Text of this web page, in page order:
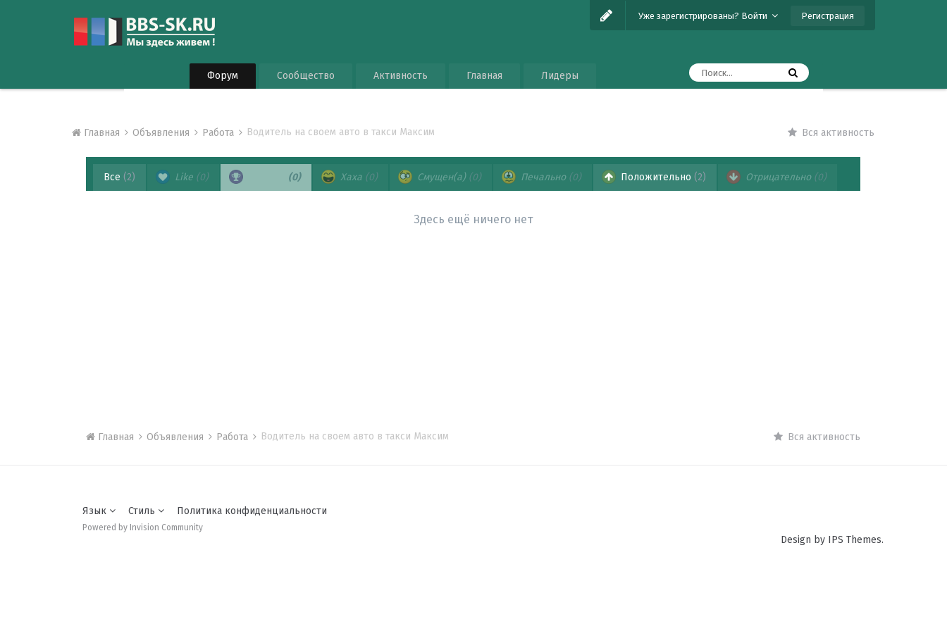
Уже зарегистрированы? Войти Регистрация
Форум Сообщество Активность Главная Лидеры
Вся активность
Главная Объявления Рaбoта Водитель на своем авто в такси Максим
Все (2) Like (0) (0) Хаха (0) Смущен(а) (0) Печально (0) Положительно (2) Отрицательно (0)
Здесь ещё ничего нет
Вся активность
Главная Объявления Рaбoта Водитель на своем авто в такси Максим
Язык Стиль Политика конфиденциальности
Powered by Invision Community
Design by IPS Themes.